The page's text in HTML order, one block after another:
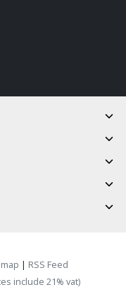
| RSS Feed
include 21% vat)